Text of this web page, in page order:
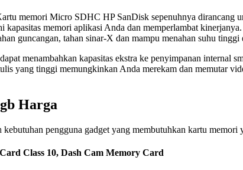
memori Micro SDHC HP SanDisk sepenuhnya dirancang
kapasitas memori aplikasi Anda dan memperlambat
guncangan, tahan sinar-X dan mampu menahan suhu tinggi
menambahkan kapasitas ekstra ke penyimpanan
yang tinggi memungkinkan Anda merekam dan memutar
Harga
pengguna gadget yang membutuhkan kartu
Class 10, Dash Cam Memory Card